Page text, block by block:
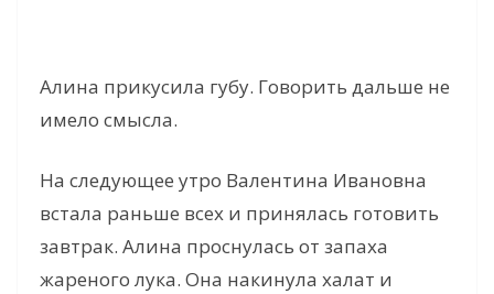
Алина прикусила губу. Говорить дальше не
имело смысла.
На следующее утро Валентина Ивановна
встала раньше всех и принялась готовить
завтрак. Алина проснулась от запаха
жареного лука. Она накинула халат и